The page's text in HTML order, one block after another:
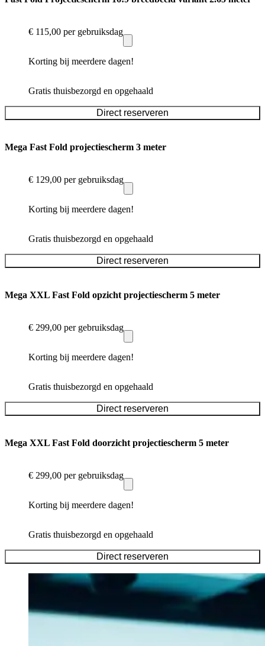
€ 115,00 per gebruiksdag
Korting bij meerdere dagen!
Gratis thuisbezorgd en opgehaald
Direct reserveren
Mega Fast Fold projectiescherm 3 meter
€ 129,00 per gebruiksdag
Korting bij meerdere dagen!
Gratis thuisbezorgd en opgehaald
Direct reserveren
Mega XXL Fast Fold opzicht projectiescherm 5 meter
€ 299,00 per gebruiksdag
Korting bij meerdere dagen!
Gratis thuisbezorgd en opgehaald
Direct reserveren
Mega XXL Fast Fold doorzicht projectiescherm 5 meter
€ 299,00 per gebruiksdag
Korting bij meerdere dagen!
Gratis thuisbezorgd en opgehaald
Direct reserveren